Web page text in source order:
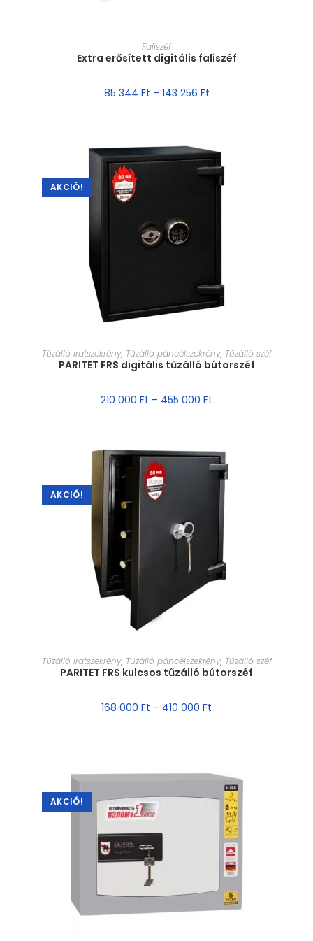
MÉRET VÁLASZTÁSA
Faliszéf
Extra erősített digitális faliszéf
85 344 Ft – 143 256 Ft
AKCIÓ!
MÉRET VÁLASZTÁSA
Tűzálló iratszekrény, Tűzálló páncélszekrény, Tűzálló széf
PARITET FRS digitális tűzálló bútorszéf
210 000 Ft – 455 000 Ft
AKCIÓ!
MÉRET VÁLASZTÁSA
Tűzálló iratszekrény, Tűzálló páncélszekrény, Tűzálló széf
PARITET FRS kulcsos tűzálló bútorszéf
168 000 Ft – 410 000 Ft
AKCIÓ!